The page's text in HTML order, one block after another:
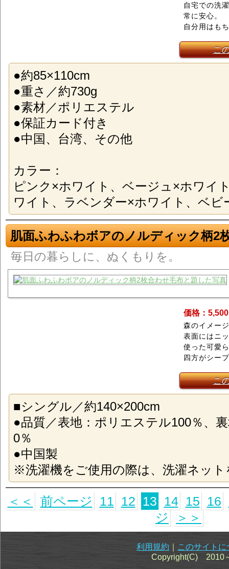
自宅での洗
常に安心。
自分用はも
こ
●約85×110cm
●重さ／約730g
●素材／ポリエステル
●保証カード付き
●中国、台湾、その他
カラー：
ピンク×ホワイト、ベージュ×ホワイ
ワイト、ラベンダー×ホワイト、ベビ
肌面ふわふわボアのノルディック柄2
毎日の暮らしに、ぬくもりを。
価格：
森のイメー
表面にはニ
使った可愛
四方がシー
こ
■シングル／約140×200cm
●品質／表地：ポリエステル100％、
0％
●中国製
※洗濯機をご使用の際は、洗濯ネッ
＜＜ 前ページ 11 12 13 14 15 16
ジ
＞＞
利用規約
このサイトに
Copyright(C) 2010